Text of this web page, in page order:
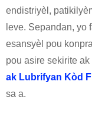
endistriyèl,
leve. Sepandan, yo
esansyèl pou
pou asire sekirite
ak Lubrifyan Kòd
sa a.